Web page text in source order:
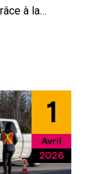
à la
au profit de
la journée,
1
Avril
2026